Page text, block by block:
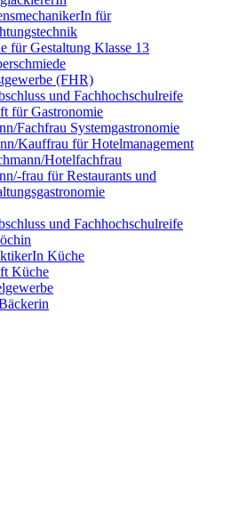
für
für Gestaltung Klasse 13
(FHR)
und Fachhochschulreife
für Gastronomie
Fachfrau Systemgastronomie
Kauffrau für Hotelmanagement
Hotelfachfrau
frau für Restaurants und
und Fachhochschulreife
Küche
Küche